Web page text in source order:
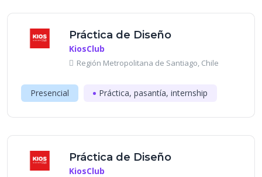
Práctica de Diseño
KiosClub
Región Metropolitana de Santiago, Chile
Presencial Práctica, pasantía, internship
Práctica de Diseño
KiosClub